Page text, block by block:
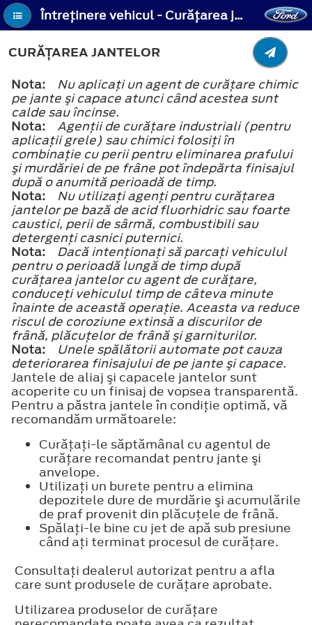
Întreţinere vehicul - Curăţarea jantelor
CURĂŢAREA JANTELOR
Nota:
Nu aplicaţi un agent de curăţare chimic
pe jante şi capace atunci când acestea sunt
calde sau încinse.
Nota:
Agenţii de curăţare industriali (pentru
aplicaţii grele) sau chimici folosiţi în
combinaţie cu perii pentru eliminarea prafului
şi murdăriei de pe frâne pot îndepărta finisajul
după o anumită perioadă de timp.
Nota:
Nu utilizaţi agenţi pentru curăţarea
jantelor pe bază de acid fluorhidric sau foarte
caustici, perii de sârmă, combustibili sau
detergenţi casnici puternici.
Nota:
Dacă intenţionaţi să parcaţi vehiculul
pentru o perioadă lungă de timp după
curăţarea jantelor cu agent de curăţare,
conduceţi vehiculul timp de câteva minute
înainte de această operaţie. Aceasta va reduce
riscul de coroziune extinsă a discurilor de
frână, plăcuţelor de frână şi garniturilor.
Nota:
Unele spălătorii automate pot cauza
deteriorarea finisajului de pe jante şi capace.
Jantele de aliaj şi capacele jantelor sunt
acoperite cu un finisaj de vopsea transparentă.
Pentru a păstra jantele în condiţie optimă, vă
recomandăm următoarele:
Curăţaţi-le săptămânal cu agentul de
curăţare recomandat pentru jante şi
anvelope.
Utilizaţi un burete pentru a elimina
depozitele dure de murdărie şi acumulările
de praf provenit din plăcuţele de frână.
Spălaţi-le bine cu jet de apă sub presiune
când aţi terminat procesul de curăţare.
Consultaţi dealerul autorizat pentru a afla
care sunt produsele de curăţare aprobate.
Utilizarea produselor de curăţare